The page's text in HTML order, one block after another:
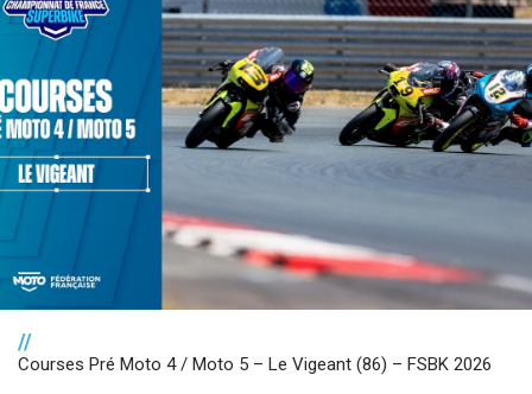
//
Courses Pré Moto 4 / Moto 5 – Le Vigeant (86) – FSBK 2026